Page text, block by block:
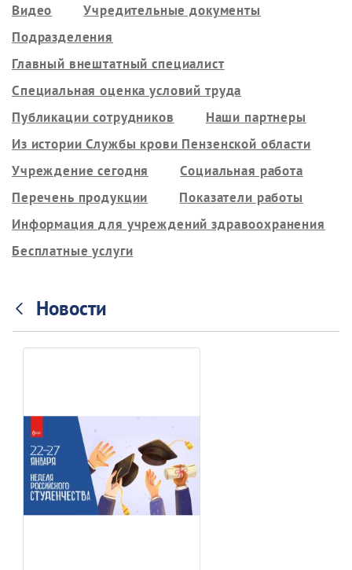
Видео
Учредительные документы
Подразделения
Главный внештатный специалист
Специальная оценка условий труда
Публикации сотрудников
Наши партнеры
Из истории Службы крови Пензенской области
Учреждение сегодня
Социальная работа
Перечень продукции
Показатели работы
Информация для учреждений здравоохранения
Бесплатные услуги
Новости